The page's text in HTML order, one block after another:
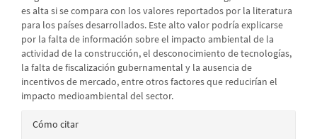
es alta si se compara con los valores reportados por la literatura
para los países desarrollados. Este alto valor podría explicarse
por la falta de información sobre el impacto ambiental de la
actividad de la construcción, el desconocimiento de tecnologías,
la falta de fiscalización gubernamental y la ausencia de
incentivos de mercado, entre otros factores que reducirían el
impacto medioambiental del sector.
Detalles
Cómo citar